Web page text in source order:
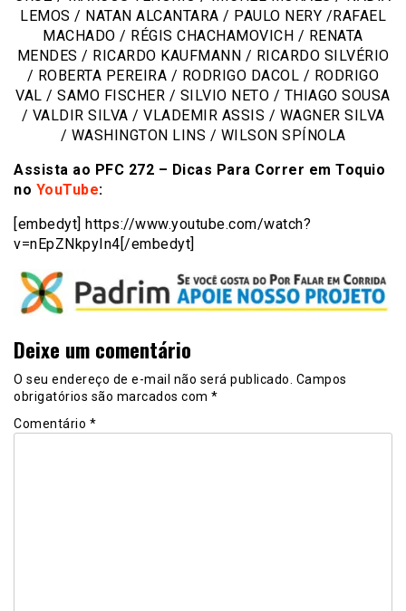
LEMOS / NATAN ALCANTARA / PAULO NERY /RAFAEL
MACHADO / RÉGIS CHACHAMOVICH / RENATA
MENDES / RICARDO KAUFMANN / RICARDO SILVÉRIO
/ ROBERTA PEREIRA / RODRIGO DACOL / RODRIGO
VAL /SAMO FISCHER / SILVIO NETO / THIAGO SOUSA
/ VALDIR SILVA / VLADEMIR ASSIS / WAGNER SILVA
/ WASHINGTON LINS / WILSON SPÍNOLA
Assista ao PFC 272 – Dicas Para Correr em Toquio
no YouTube:
[embedyt] https://www.youtube.com/watch?
v=nEpZNkpyIn4[/embedyt]
Deixe um comentário
O seu endereço de e-mail não será publicado. Campos
obrigatórios são marcados com *
Comentário *